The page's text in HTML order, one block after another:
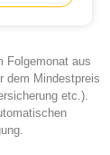
Folgemonat aus
dem Mindestpreis
etc.).